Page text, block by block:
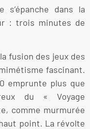
s’épanche dans la
: trois minutes de
fusion des jeux des
fascinant.
emprunte plus que
du « Voyage
comme murmurée
point. La révolte